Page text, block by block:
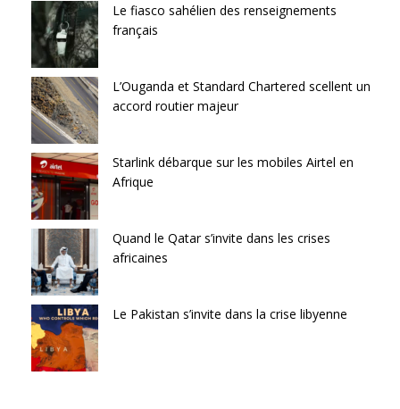
Le fiasco sahélien des renseignements
français
L’Ouganda et Standard Chartered scellent un
accord routier majeur
Starlink débarque sur les mobiles Airtel en
Afrique
Quand le Qatar s’invite dans les crises
africaines
Le Pakistan s’invite dans la crise libyenne